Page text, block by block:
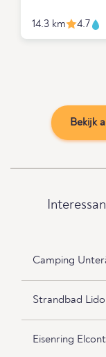
14.3 km 4.7
Bekijk
Camping
Strandbad
Eisenring